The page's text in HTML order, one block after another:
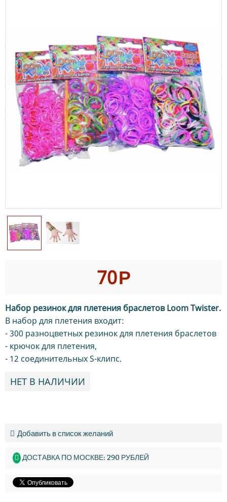
70Р
Набор резинок для плетения браслетовLoom Twister.
В набор для плетения входит:
- 300 разноцветных резинок для плетения браслетов
- крючок для плетения,
- 12 соединительных S-клипс.
НЕТ В НАЛИЧИИ
Добавить в список желаний
ДОСТАВКА ПО МОСКВЕ: 290 РУБЛЕЙ